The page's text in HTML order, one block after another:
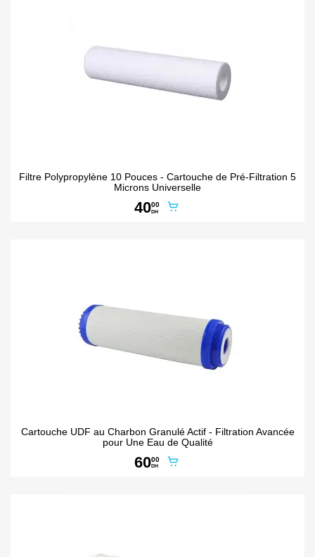
Filtre Polypropylène 10 Pouces - Cartouche de Pré-Filtration 5
Microns Universelle
4000
DH
Cartouche UDF au Charbon Granulé Actif - Filtration Avancée
pour Une Eau de Qualité
6000
DH